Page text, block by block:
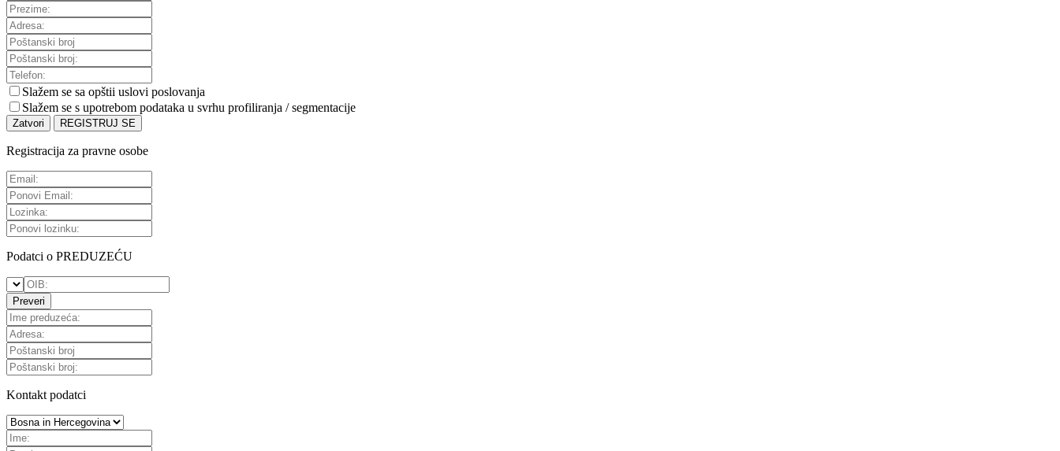
Slažem se sa opštii uslovi poslovanja
Slažem se s upotrebom podataka u svrhu profiliranja / segmentacije
Zatvori REGISTRUJ SE
Registracija za pravne osobe
Podatci o PREDUZEĆU
Preveri
Kontakt podatci